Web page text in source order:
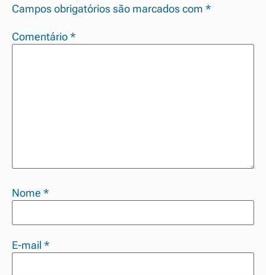
Campos obrigatórios são marcados com *
Comentário *
Nome *
E-mail *